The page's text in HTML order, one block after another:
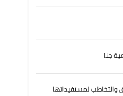
جنا
لمستفيداتها